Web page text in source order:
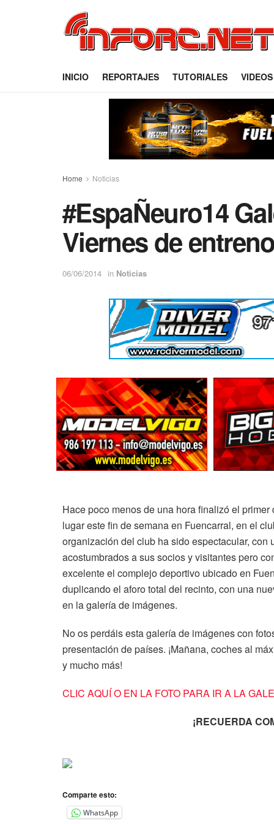
INICIO REPORTAJES TUTORIALES VIDEOS
Home Noticias
#EspaÑeuro14
Viernes de
06/06/2014 in Noticias
Hace poco menos de una hora finalizó el
lugar este fin de semana en Fuencarral, en el
organización del club ha sido espectacular,
acostumbrados a sus socios y visitantes pero
excelente el complejo deportivo ubicado en
duplicando el aforo total del recinto, con una
en la galería de imágenes.
No os perdáis esta galería de imágenes con
presentación de países. ¡Mañana, coches al
y mucho más!
CLIC AQUÍ O EN LA FOTO PARA IR A LA
¡RECUERDA
Comparte esto:
WhatsApp